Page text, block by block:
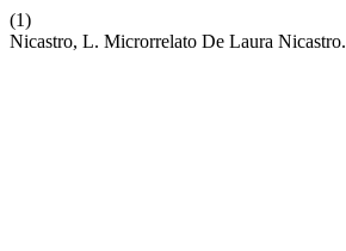
(1)
Nicastro, L. Microrrelato De Laura Nicastro.